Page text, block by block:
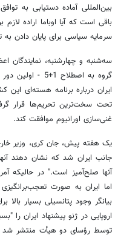
بین‌المللی آماده دستیابی به
باقی است که آیا اوباما اراده
سرمایه سیاسی برای پایان دادن به
سه‌شنبه و چهارشنبه، نمایندگان
گروه به اصطلاح
تحت سخت‌ترین تحریم‌ها قرار
غنی‌سازی اورانیوم موافقت کند.
یک هفته پیش، جان کری، وزیر
جانب ایران شد که نشان دهند
آنها صلح‌آمیز است." در حالیکه
اما ایران به صورت
بیانگر وجود پتانسیلی بسیار
اروپایی در ژنو پیشنهاد ایران را
توسط رؤسای دو هیأت منتشر شد